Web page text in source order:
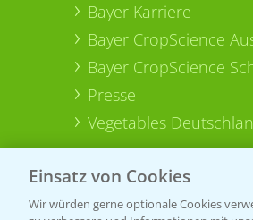
Bayer Karriere
Bayer CropScience
Bayer CropScience
Presse
Vegetables
Einsatz von Cookies
Wir würden gerne optionale Cookies